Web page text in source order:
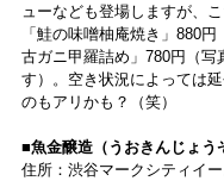
ューなども登場しますが、
「鮭の味噌柚庵焼き」880
古ガニ甲羅詰め」780円（写
す）。空き状況によっては
のもアリかも？（笑）
■魚金醸造（うおきんじょう
住所：渋谷マークシティイ